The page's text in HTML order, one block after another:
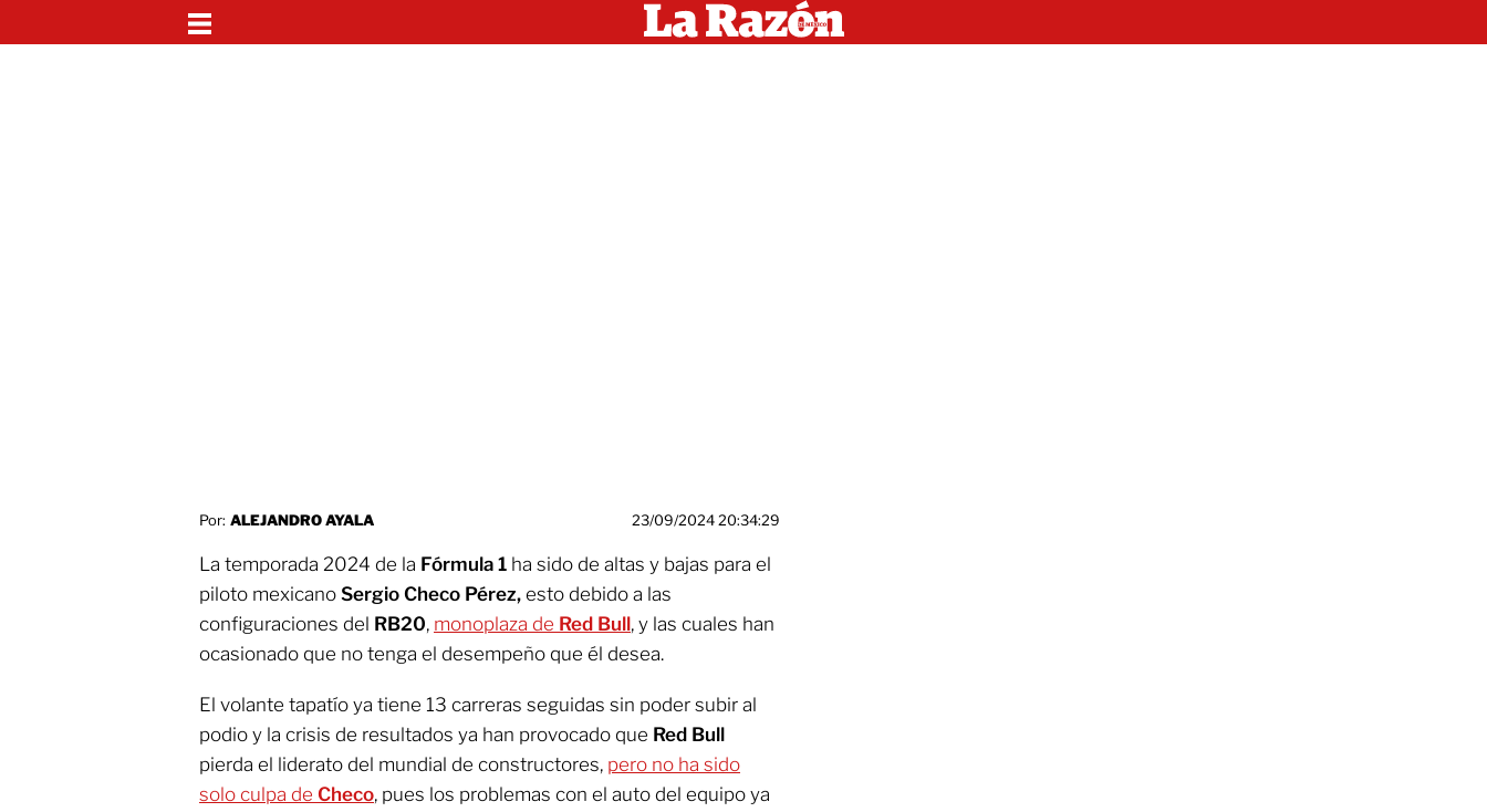
Por: ALEJANDRO AYALA 23/09/2024 20:34:29
La temporada 2024 de la Fórmula 1 ha sido de altas y bajas para el
piloto mexicano Sergio Checo Pérez, esto debido a las
configuraciones del RB20, monoplaza de Red Bull, y las cuales han
ocasionado que no tenga el desempeño que él desea.
El volante tapatío ya tiene 13 carreras seguidas sin poder subir al
podio y la crisis de resultados ya han provocado que Red Bull
pierda el liderato del mundial de constructores, pero no ha sido
solo culpa de Checo, pues los problemas con el auto del equipo ya